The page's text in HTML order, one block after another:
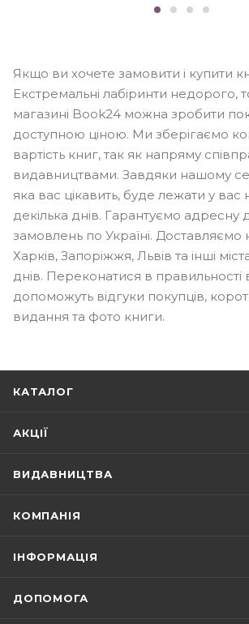
Якщо ви хочете замовити і купити
Екстремальні лабіринти недорого,
магазині Book24 можна зробити
доступною ціною. Ми зберігаємо
вартість книг, так як напряму
видавництвами. Завдяки нашому
яка вас цікавить, буде лежати у вас
декілька днів. Гарантуємо адресну
замовлень по Україні. Доставляємо
Харків, Запоріжжя, Львів та інші
днів. Переконатися в
допоможуть відгуки покупців,
видання та фото книги.
КАТАЛОГ
АКЦІЇ
ВИДАВНИЦТВА
КОМПАНІЯ
ІНФОРМАЦІЯ
ДОПОМОГА